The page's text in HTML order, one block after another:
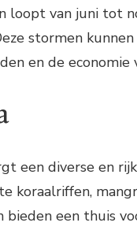
loopt van juni tot
stormen
en de economie
een diverse en
koraalriffen,
bieden een thuis